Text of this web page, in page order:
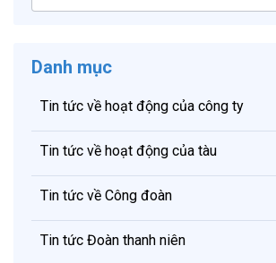
Danh mục
Tin tức về hoạt động của công ty
Tin tức về hoạt động của tàu
Tin tức về Công đoàn
Tin tức Đoàn thanh niên